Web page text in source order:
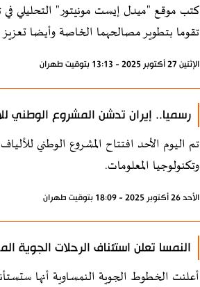
كتب موقع "ميدل إيست مونيتور" التحليلي في
تقوما بتطوير مصالحهما الخاصة وأيضا تعزيز
الإثنين 27 أكتوبر 2025 - 13:13 بتوقيت طهران
رسميا.. إيران تدشن المشروع الوطني
تم اليوم الأحد افتتاح المشروع الوطني
وتكنولوجيا المعلومات.
الأحد 26 أكتوبر 2025 - 18:09 بتوقيت طهران
النمسا تعلن استئناف الرحلات الجوية